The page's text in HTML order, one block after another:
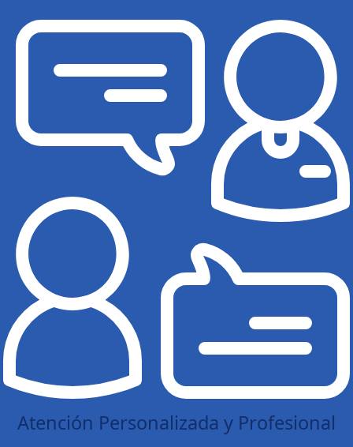
Atención Personalizada y Profesional